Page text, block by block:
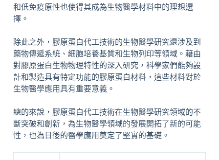
和低免疫原性也使得其成為生物醫學材料中的理想選
擇。
除此之外，膠原蛋白代工技術的生物醫學研究還涉及到
藥物傳遞系統、細胞培養基質和生物列印等領域。藉由
對膠原蛋白生物物理特性的深入研究，科學家們能夠設
計和製造具有特定功能的膠原蛋白材料，這些材料對於
生物醫學應用具有重要意義。
總的來說，膠原蛋白代工技術在生物醫學研究領域的不
斷突破和創新，為生物醫學領域的發展開拓了新的可能
性，也為日後的醫學應用奠定了堅實的基礎。